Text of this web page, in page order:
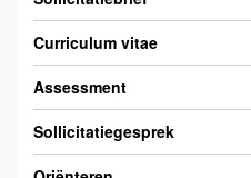
Curriculum vitae
Assessment
Sollicitatiegesprek